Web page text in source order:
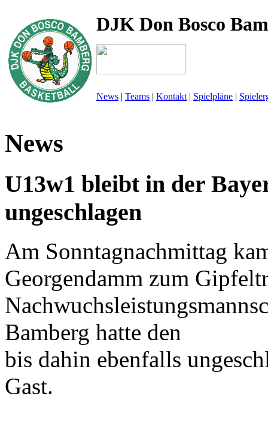
DJK Don Bosco
News | Teams | Kontakt | Spielpläne |
News
U13w1 bleibt in der
ungeschlagen
Am Sonntagnachmittag
Georgendamm zum
Bamberg hatte den
bis dahin ebenfalls
Gast.